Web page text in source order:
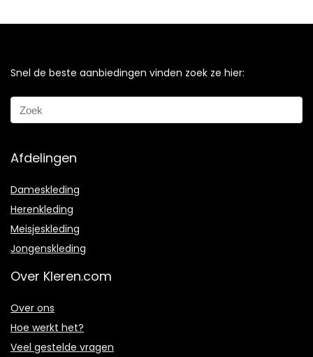
Snel de beste aanbiedingen vinden zoek ze hier:
Afdelingen
Dameskleding
Herenkleding
Meisjeskleding
Jongenskleding
Over Kleren.com
Over ons
Hoe werkt het?
Veel gestelde vragen